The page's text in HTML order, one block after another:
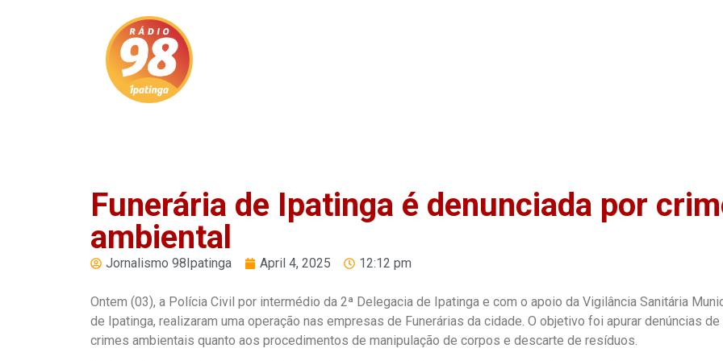
Funerária de Ipatinga é denunciada por
ambiental
Jornalismo 98Ipatinga April 4, 2025 12:12 pm
Ontem (03), a Polícia Civil por intermédio da 2ª Delegacia de Ipatinga e com o apoio da Vigilância Sanitária
de Ipatinga, realizaram uma operação nas empresas de Funerárias da cidade. O objetivo foi apurar denúncias de
crimes ambientais quanto aos procedimentos de manipulação de corpos e descarte de resíduos.